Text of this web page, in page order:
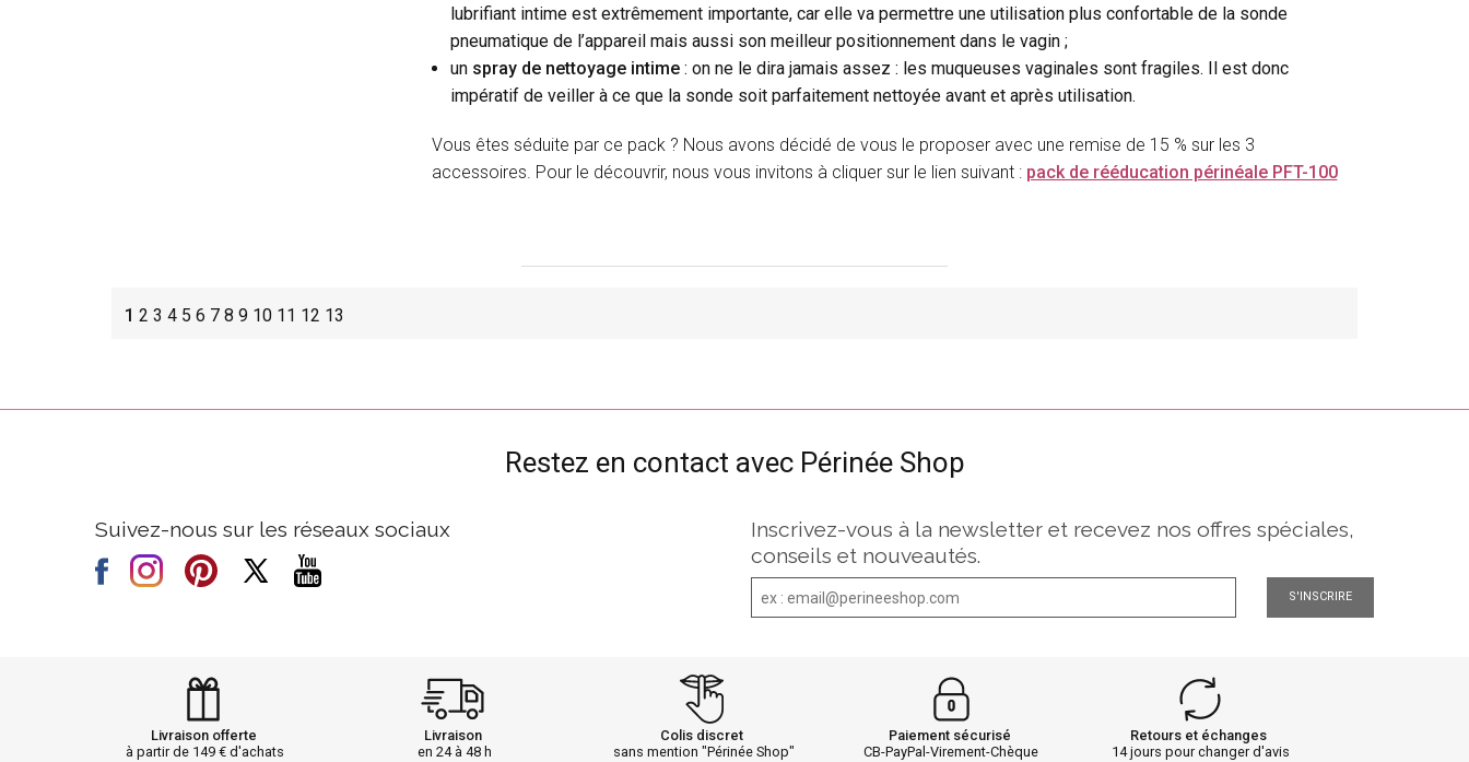
lubrifiant intime est extrêmement importante, car elle va permettre une utilisation plus confortable de la sonde
pneumatique de l’appareil mais aussi son meilleur positionnement dans le vagin ;
un spray de nettoyage intime : on ne le dira jamais assez : les muqueuses vaginales sont fragiles. Il est donc
impératif de veiller à ce que la sonde soit parfaitement nettoyée avant et après utilisation.
Vous êtes séduite par ce pack ? Nous avons décidé de vous le proposer avec une remise de 15 % sur les 3
accessoires. Pour le découvrir, nous vous invitons à cliquer sur le lien suivant : pack de rééducation périnéale PFT-100
1 2 3 4 5 6 7 8 9 10 11 12 13
Restez en contact avec Périnée Shop
Suivez-nous sur les réseaux sociaux
Inscrivez-vous à la newsletter et recevez nos offres spéciales,
conseils et nouveautés.
S'INSCRIRE
Livraison offerte
à partir de 149 € d'achats
Livraison
en 24 à 48 h
Colis discret
sans mention "Périnée Shop"
Paiement sécurisé
CB-PayPal-Virement-Chèque
Retours et échanges
14 jours pour changer d'avis